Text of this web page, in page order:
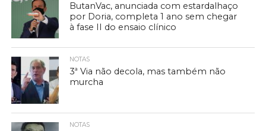
ButanVac, anunciada com estardalhaço
por Doria, completa 1 ano sem chegar
à fase II do ensaio clínico
NOTAS
3ª Via não decola, mas também não
murcha
NOTAS